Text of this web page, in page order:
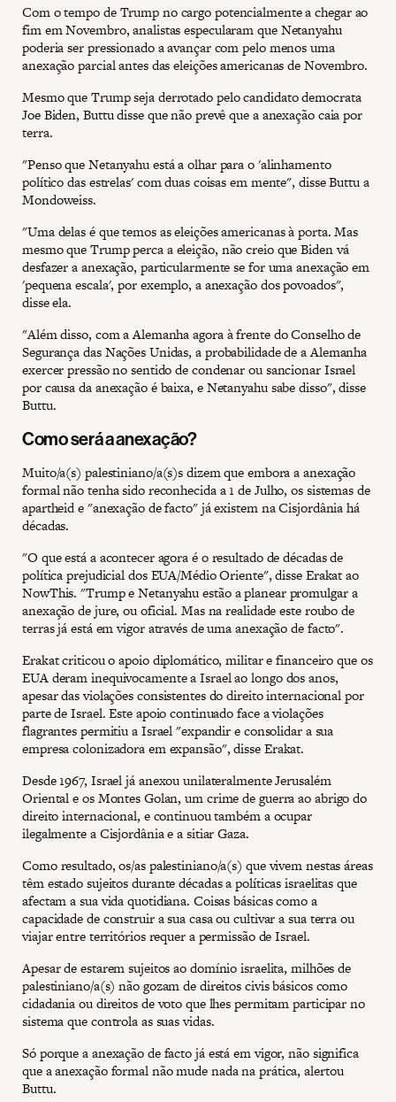
Com o tempo de Trump no cargo potencialmente a chegar ao
fim em Novembro, analistas especularam que Netanyahu
poderia ser pressionado a avançar com pelo menos uma
anexação parcial antes das eleições americanas de Novembro.
Mesmo que Trump seja derrotado pelo candidato democrata
Joe Biden, Buttu disse que não prevê que a anexação caia por
terra.
"Penso que Netanyahu está a olhar para o 'alinhamento
político das estrelas' com duas coisas em mente", disse Buttu a
Mondoweiss.
"Uma delas é que temos as eleições americanas à porta. Mas
mesmo que Trump perca a eleição, não creio que Biden vá
desfazer a anexação, particularmente se for uma anexação em
'pequena escala', por exemplo, a anexação dos povoados",
disse ela.
"Além disso, com a Alemanha agora à frente do Conselho de
Segurança das Nações Unidas, a probabilidade de a Alemanha
exercer pressão no sentido de condenar ou sancionar Israel
por causa da anexação é baixa, e Netanyahu sabe disso", disse
Buttu.
Como será a anexação?
Muito/a(s) palestiniano/a(s)s dizem que embora a anexação
formal não tenha sido reconhecida a 1 de Julho, os sistemas de
apartheid e "anexação de facto" já existem na Cisjordânia há
décadas.
"O que está a acontecer agora é o resultado de décadas de
política prejudicial dos EUA/Médio Oriente", disse Erakat ao
NowThis. "Trump e Netanyahu estão a planear promulgar a
anexação de jure, ou oficial. Mas na realidade este roubo de
terras já está em vigor através de uma anexação de facto".
Erakat criticou o apoio diplomático, militar e financeiro que os
EUA deram inequivocamente a Israel ao longo dos anos,
apesar das violações consistentes do direito internacional por
parte de Israel. Este apoio continuado face a violações
flagrantes permitiu a Israel "expandir e consolidar a sua
empresa colonizadora em expansão", disse Erakat.
Desde 1967, Israel já anexou unilateralmente Jerusalém
Oriental e os Montes Golan, um crime de guerra ao abrigo do
direito internacional, e continuou também a ocupar
ilegalmente a Cisjordânia e a sitiar Gaza.
Como resultado, os/as palestiniano/a(s) que vivem nestas áreas
têm estado sujeitos durante décadas a políticas israelitas que
afectam a sua vida quotidiana. Coisas básicas como a
capacidade de construir a sua casa ou cultivar a sua terra ou
viajar entre territórios requer a permissão de Israel.
Apesar de estarem sujeitos ao domínio israelita, milhões de
palestiniano/a(s) não gozam de direitos civis básicos como
cidadania ou direitos de voto que lhes permitam participar no
sistema que controla as suas vidas.
Só porque a anexação de facto já está em vigor, não significa
que a anexação formal não mude nada na prática, alertou
Buttu.